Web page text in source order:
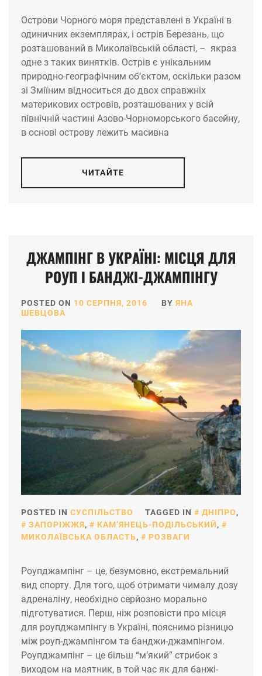
Острови Чорного моря представлені в Україні в
одиничних екземплярах, і острів Березань, що
розташований в Миколаївській області, – якраз
одне з таких винятків. Острів є унікальним
природно-географічним об’єктом, оскільки разом
зі Зміїним відноситься до двох справжніх
материкових островів, розташованих у всій
північній частині Азово-Чорноморського басейну,
в основі острову лежить масивна
ЧИТАЙТЕ
ДЖАМПІНГ В УКРАЇНІ: МІСЦЯ ДЛЯ
РОУП І БАНДЖІ-ДЖАМПІНГУ
POSTED ON 10 СЕРПНЯ, 2016 BY ЯНА
ШЕВЦОВА
POSTED IN СУСПІЛЬСТВО TAGGED IN ДНІПРО,
ЗАПОРІЖЖЯ, КАМ’ЯНЕЦЬ-ПОДІЛЬСЬКИЙ,
МИКОЛАЇВСЬКА ОБЛАСТЬ, РОЗВАГИ
Роупджампінг – це, безумовно, екстремальний
вид спорту. Для того, щоб отримати чималу дозу
адреналіну, необхідно серйозно морально
підготуватися. Перш, ніж розповісти про місця
для роупджампінгу в Україні, пояснимо різницю
між роуп-джампінгом та банджи-джампінгом.
Роупджампінг – це більш “м’який” стрибок з
виходом на маятник, в той час як для банжі-